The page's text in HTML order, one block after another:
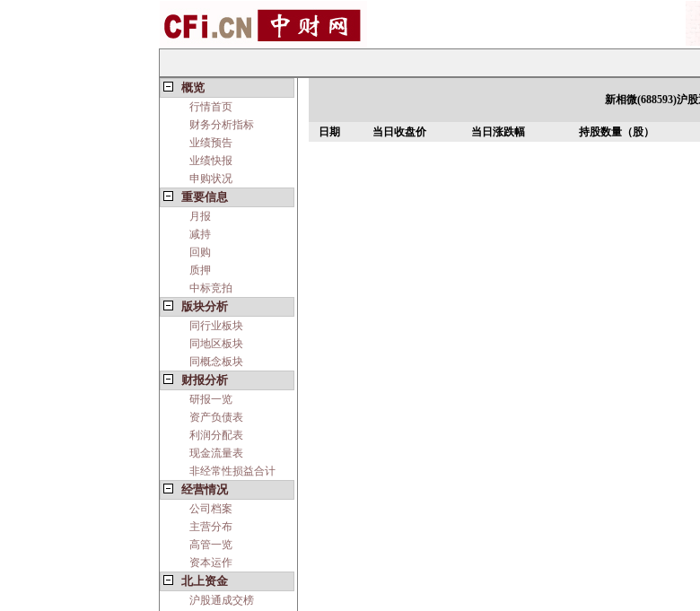
概览
行情首页
财务分析指标
业绩预告
业绩快报
申购状况
重要信息
月报
减持
回购
质押
中标竞拍
版块分析
同行业板块
同地区板块
同概念板块
财报分析
研报一览
资产负债表
利润分配表
现金流量表
非经常性损益合计
经营情况
公司档案
主营分布
高管一览
资本运作
北上资金
沪股通成交榜
新相微(688593)沪
日期 当日收盘价 当日涨跌幅 持股数量（股）